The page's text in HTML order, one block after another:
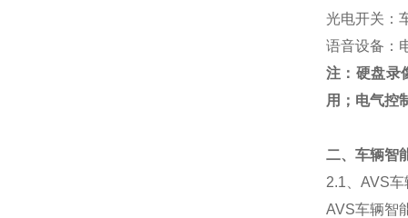
光电开关：
语音设备：
注：硬盘录
用；电气控
二、车辆智
2.1 、AVS
AVS车辆智